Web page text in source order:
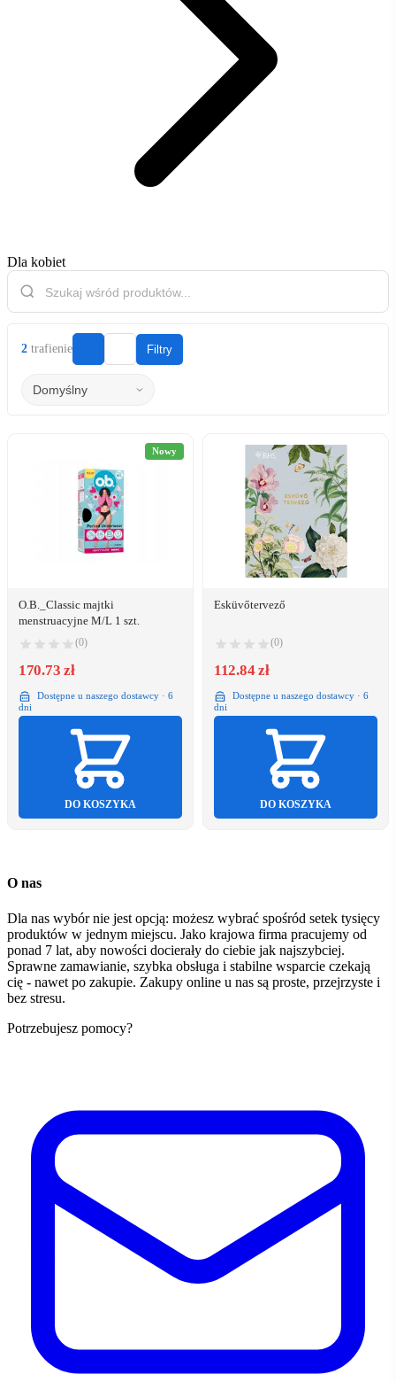
Dla kobiet
2 trafienie Filtry
Nowy
O.B._Classic majtki
menstruacyjne M/L 1 szt.
(0)
170.73 zł
Dostępne u naszego dostawcy · 6
dni
DO KOSZYKA
Esküvőtervező
(0)
112.84 zł
Dostępne u naszego dostawcy · 6
dni
DO KOSZYKA
O nas
Dla nas wybór nie jest opcją: możesz wybrać spośród setek tysięcy
produktów w jednym miejscu. Jako krajowa firma pracujemy od
ponad 7 lat, aby nowości docierały do ciebie jak najszybciej.
Sprawne zamawianie, szybka obsługa i stabilne wsparcie czekają
cię - nawet po zakupie. Zakupy online u nas są proste, przejrzyste i
bez stresu.
Potrzebujesz pomocy?